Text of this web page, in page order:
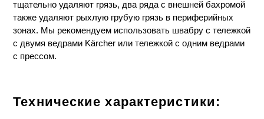
тщательно удаляют грязь, два ряда с внешней бахромой
также удаляют рыхлую грубую грязь в периферийных
зонах. Мы рекомендуем использовать швабру с тележкой
с двумя ведрами Kärcher или тележкой с одним ведрами
с прессом.
Технические характеристики: